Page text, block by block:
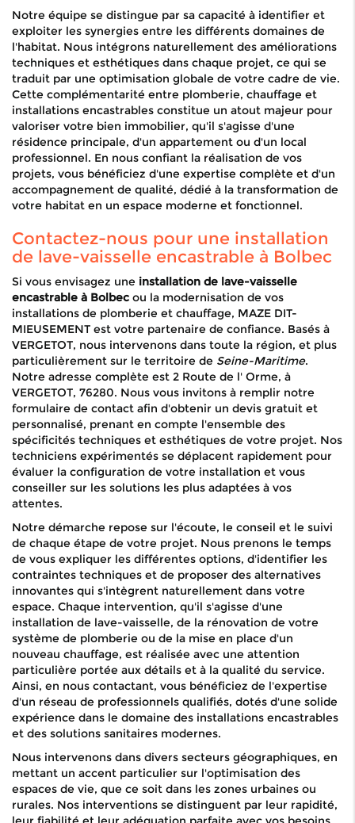
Notre équipe se distingue par sa capacité à identifier et
exploiter les synergies entre les différents domaines de
l'habitat. Nous intégrons naturellement des améliorations
techniques et esthétiques dans chaque projet, ce qui se
traduit par une optimisation globale de votre cadre de vie.
Cette complémentarité entre plomberie, chauffage et
installations encastrables constitue un atout majeur pour
valoriser votre bien immobilier, qu'il s'agisse d'une
résidence principale, d'un appartement ou d'un local
professionnel. En nous confiant la réalisation de vos
projets, vous bénéficiez d'une expertise complète et d'un
accompagnement de qualité, dédié à la transformation de
votre habitat en un espace moderne et fonctionnel.
Contactez-nous pour une installation
de lave-vaisselle encastrable à Bolbec
Si vous envisagez une installation de lave-vaisselle
encastrable à Bolbec ou la modernisation de vos
installations de plomberie et chauffage, MAZE DIT-
MIEUSEMENT est votre partenaire de confiance. Basés à
VERGETOT, nous intervenons dans toute la région, et plus
particulièrement sur le territoire de Seine-Maritime.
Notre adresse complète est 2 Route de l' Orme, à
VERGETOT, 76280. Nous vous invitons à remplir notre
formulaire de contact afin d'obtenir un devis gratuit et
personnalisé, prenant en compte l'ensemble des
spécificités techniques et esthétiques de votre projet. Nos
techniciens expérimentés se déplacent rapidement pour
évaluer la configuration de votre installation et vous
conseiller sur les solutions les plus adaptées à vos
attentes.
Notre démarche repose sur l'écoute, le conseil et le suivi
de chaque étape de votre projet. Nous prenons le temps
de vous expliquer les différentes options, d'identifier les
contraintes techniques et de proposer des alternatives
innovantes qui s'intègrent naturellement dans votre
espace. Chaque intervention, qu'il s'agisse d'une
installation de lave-vaisselle, de la rénovation de votre
système de plomberie ou de la mise en place d'un
nouveau chauffage, est réalisée avec une attention
particulière portée aux détails et à la qualité du service.
Ainsi, en nous contactant, vous bénéficiez de l'expertise
d'un réseau de professionnels qualifiés, dotés d'une solide
expérience dans le domaine des installations encastrables
et des solutions sanitaires modernes.
Nous intervenons dans divers secteurs géographiques, en
mettant un accent particulier sur l'optimisation des
espaces de vie, que ce soit dans les zones urbaines ou
rurales. Nos interventions se distinguent par leur rapidité,